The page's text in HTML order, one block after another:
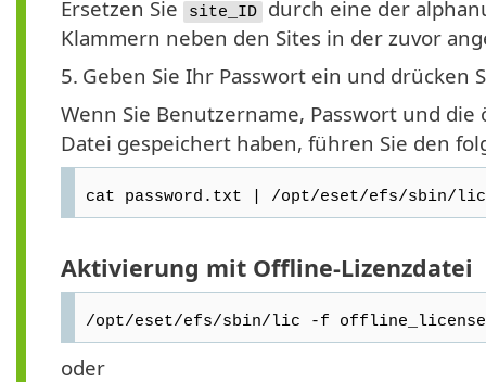
Ersetzen Sie site_ID
durch eine der
Klammern neben den Sites in der zuvor
5. Geben Sie Ihr Passwort ein und drücken
Wenn Sie Benutzername, Passwort und
Datei gespeichert haben, führen Sie den
cat password.txt | /opt/eset/efs/sbin/lic -u
Aktivierung mit Offline-Lizenzdatei
/opt/eset/efs/sbin/lic -f
oder